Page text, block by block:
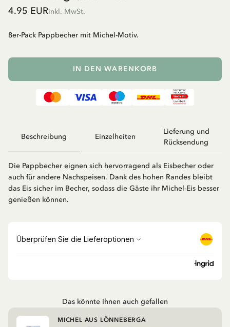
4.95 EURinkl. MwSt.
8er-Pack Pappbecher mit Michel-Motiv.
IN DEN WARENKORB
Beschreibung Einzelheiten
Lieferung und
Rücksendung
Die Pappbecher eignen sich hervorragend als Eisbecher oder
auch für andere Nachspeisen. Dank des hohen Randes bleibt
das Eis sicher im Becher, sodass die Gäste ihr Michel-Eis besser
genießen können.
Das könnte Ihnen auch gefallen
MICHEL AUS LÖNNEBERGA